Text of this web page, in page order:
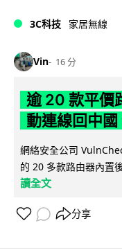
3C科技 家居無線
Vin 16 分
逾 20 款平價
動連線回中
網絡安全公司
的 20 多款路由器內置
讀全文
分享